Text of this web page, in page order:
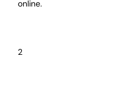
online.
2